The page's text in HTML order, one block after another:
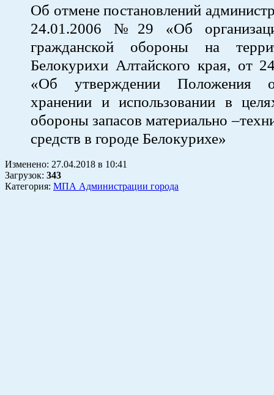
Об отмене постановлений
24.01.2006 №29 «Об
гражданской обороны на
Белокурихи Алтайского края, от
«Об утверждении Положения
хранении и использовании в
обороны запасов материально
средств в городе Белокурихе»
Изменено: 27.04.2018 в 10:41
Загрузок: 343
Категория: МПА Администрации города